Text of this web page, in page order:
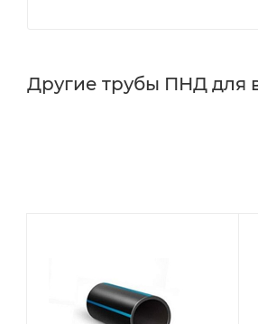
Другие трубы ПНД для